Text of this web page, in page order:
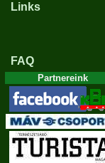
Links
FAQ
Partnereink